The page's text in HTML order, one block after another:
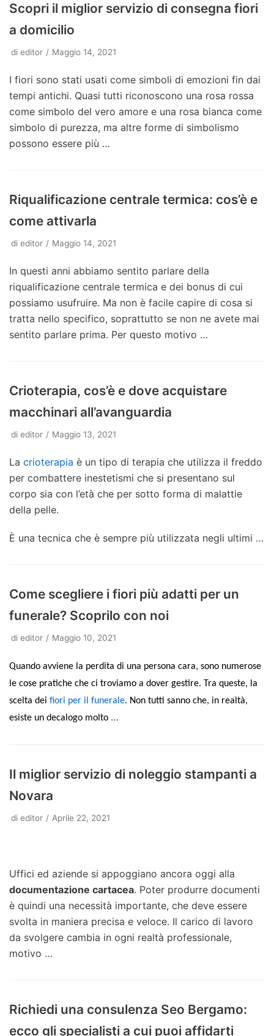
Scopri il miglior servizio di consegna fiori
a domicilio
di editor Maggio 14, 2021
I fiori sono stati usati come simboli di emozioni fin dai
tempi antichi. Quasi tutti riconoscono una rosa rossa
come simbolo del vero amore e una rosa bianca come
simbolo di purezza, ma altre forme di simbolismo
possono essere più …
Riqualificazione centrale termica: cos’è e
come attivarla
di editor Maggio 14, 2021
In questi anni abbiamo sentito parlare della
riqualificazione centrale termica e dei bonus di cui
possiamo usufruire. Ma non è facile capire di cosa si
tratta nello specifico, soprattutto se non ne avete mai
sentito parlare prima. Per questo motivo …
Crioterapia, cos’è e dove acquistare
macchinari all’avanguardia
di editor Maggio 13, 2021
La crioterapia è un tipo di terapia che utilizza il freddo
per combattere inestetismi che si presentano sul
corpo sia con l’età che per sotto forma di malattie
della pelle.
È una tecnica che è sempre più utilizzata negli ultimi …
Come scegliere i fiori più adatti per un
funerale? Scoprilo con noi
di editor Maggio 10, 2021
Quando avviene la perdita di una persona cara, sono numerose
le cose pratiche che ci troviamo a dover gestire. Tra queste, la
scelta dei fiori per il funerale. Non tutti sanno che, in realtà,
esiste un decalogo molto …
Il miglior servizio di noleggio stampanti a
Novara
di editor Aprile 22, 2021
Uffici ed aziende si appoggiano ancora oggi alla
documentazione cartacea. Poter produrre documenti
è quindi una necessità importante, che deve essere
svolta in maniera precisa e veloce. Il carico di lavoro
da svolgere cambia in ogni realtà professionale,
motivo …
Richiedi una consulenza Seo Bergamo:
ecco gli specialisti a cui puoi affidarti